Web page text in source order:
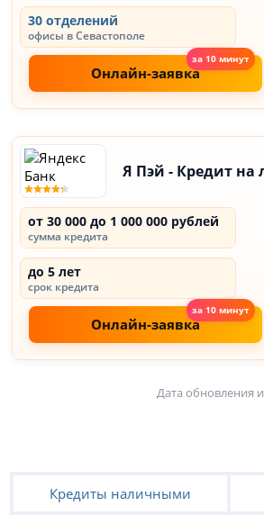
30 отделений
офисы в Севастополе
Онлайн-заявка
Я Пэй - Кредит на
от 30 000 до 1 000 000 рублей
сумма кредита
до 5 лет
срок кредита
Онлайн-заявка
Дата обновления
Кредиты наличными